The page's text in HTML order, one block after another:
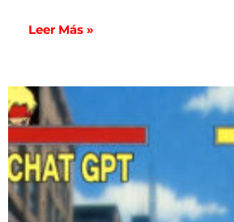
Leer Más »